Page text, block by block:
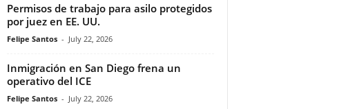
Permisos de trabajo para asilo protegidos
por juez en EE. UU.
Felipe Santos - July 22, 2026
Inmigración en San Diego frena un
operativo del ICE
Felipe Santos - July 22, 2026